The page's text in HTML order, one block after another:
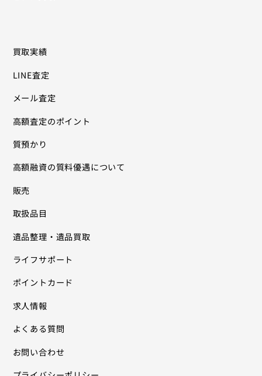
買取実績
LINE査定
メール査定
高額査定のポイント
質預かり
高額融資の質料優遇について
販売
取扱品目
遺品整理・遺品買取
ライフサポート
ポイントカード
求人情報
よくある質問
お問い合わせ